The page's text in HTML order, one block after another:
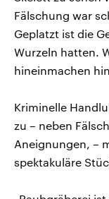
Fälschung war
Geplatzt ist die
Wurzeln hatten.
hineinmachen
Kriminelle
zu – neben
Aneignungen, –
spektakuläre